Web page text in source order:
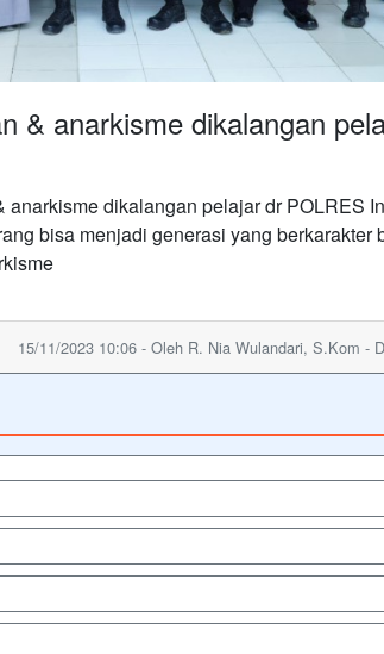
& anarkisme dikalangan
dikalangan pelajar dr POLRES
bisa menjadi generasi yang berkarakter
15/11/2023 10:06 - Oleh R. Nia Wulandari, S.Kom -